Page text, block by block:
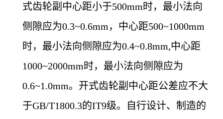
式齿轮副中心距小于500mm时，最小法向
侧隙应为0.3~0.6mm，中心距500~1000mm
时，最小法向侧隙应为0.4~0.8mm,中心距
1000~2000mm时，最小法向侧隙应为
0.6~1.0mm。开式齿轮副中心距公差应不大
于GB/T1800.3的IT9级。自行设计、制造的